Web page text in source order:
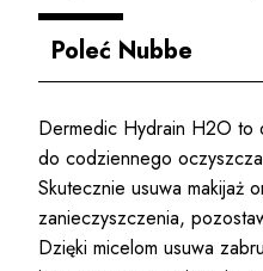
Poleć Nubbe
Dermedic Hydrain H2O to
do codziennego
Skutecznie usuwa makijaż
zanieczyszczenia,
Dzięki micelom usuwa